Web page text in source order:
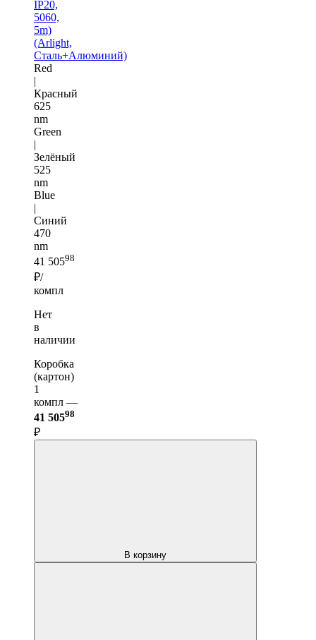
IP20,
5060,
5m)
(Arlight,
Сталь+Алюминий)
Red
|
Красный
625
nm
Green
|
Зелёный
525
nm
Blue
|
Синий
470
nm
41 50598
₽/
компл
Нет
в
наличии
Коробка
(картон)
1
компл —
41 50598
₽
В корзину